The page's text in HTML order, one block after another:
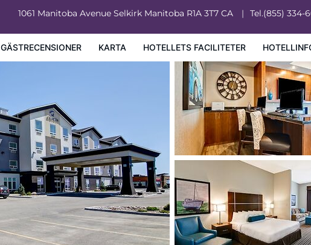
1061 Manitoba Avenue Selkirk Manitoba R1A 3T7 CA Tel.(855) 334-
GÄSTRECENSIONER KARTA HOTELLETS FACILITETER